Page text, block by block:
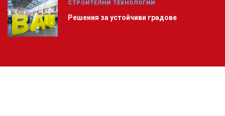
СТРОИТЕЛНИ ТЕХНОЛОГИИ
Решения за устойчиви градове